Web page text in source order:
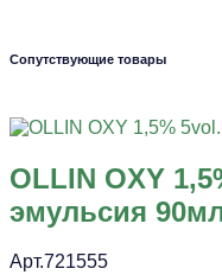
Сопутствующие товары
OLLIN OXY
эмульсия
Арт.721555